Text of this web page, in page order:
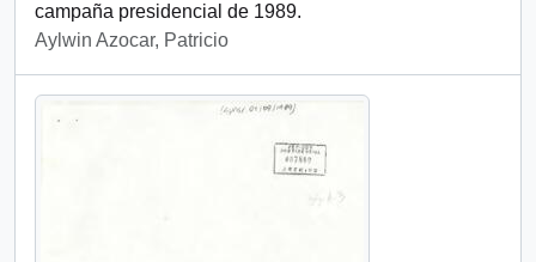
campaña presidencial de 1989.
Aylwin Azocar, Patricio